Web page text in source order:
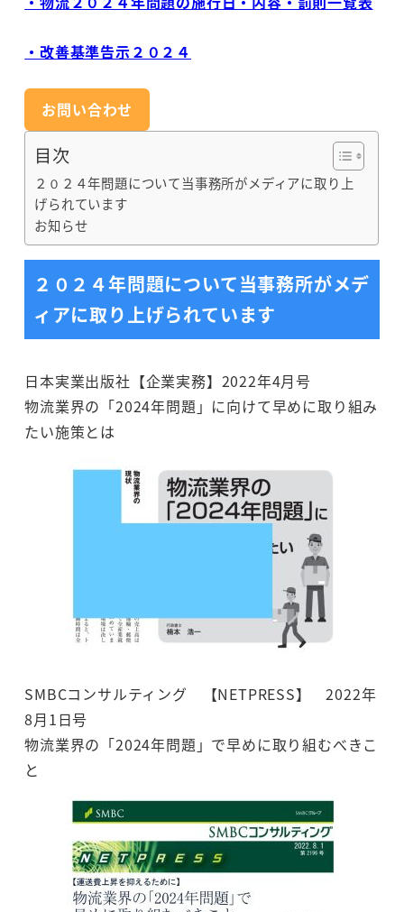
・改善基準告示２０２４
お問い合わせ
目次
２０２４年問題について当事務所がメディアに取り上
げられています
お知らせ
２０２４年問題について当事務所がメデ
ィアに取り上げられています
日本実業出版社【企業実務】2022年4月号
物流業界の「2024年問題」に向けて早めに取り組み
たい施策とは
SMBCコンサルティング 【NETPRESS】 2022年
8月1日号
物流業界の「2024年問題」で早めに取り組むべきこ
と